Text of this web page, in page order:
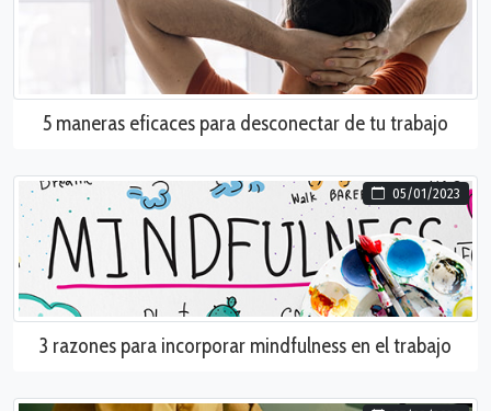
5 maneras eficaces para desconectar de tu trabajo
05/01/2023
3 razones para incorporar mindfulness en el trabajo